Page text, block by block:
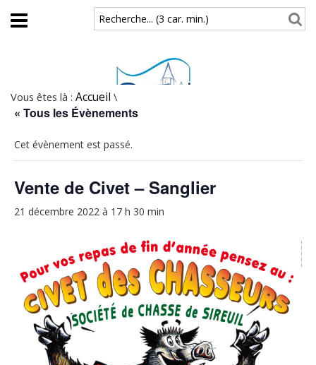
Aller au contenu principal
Recherche... (3 car. min.)
Vous êtes là : Accueil \
« Tous les Évènements
Cet évènement est passé.
Vente de Civet – Sanglier
21 décembre 2022 à 17 h 30 min